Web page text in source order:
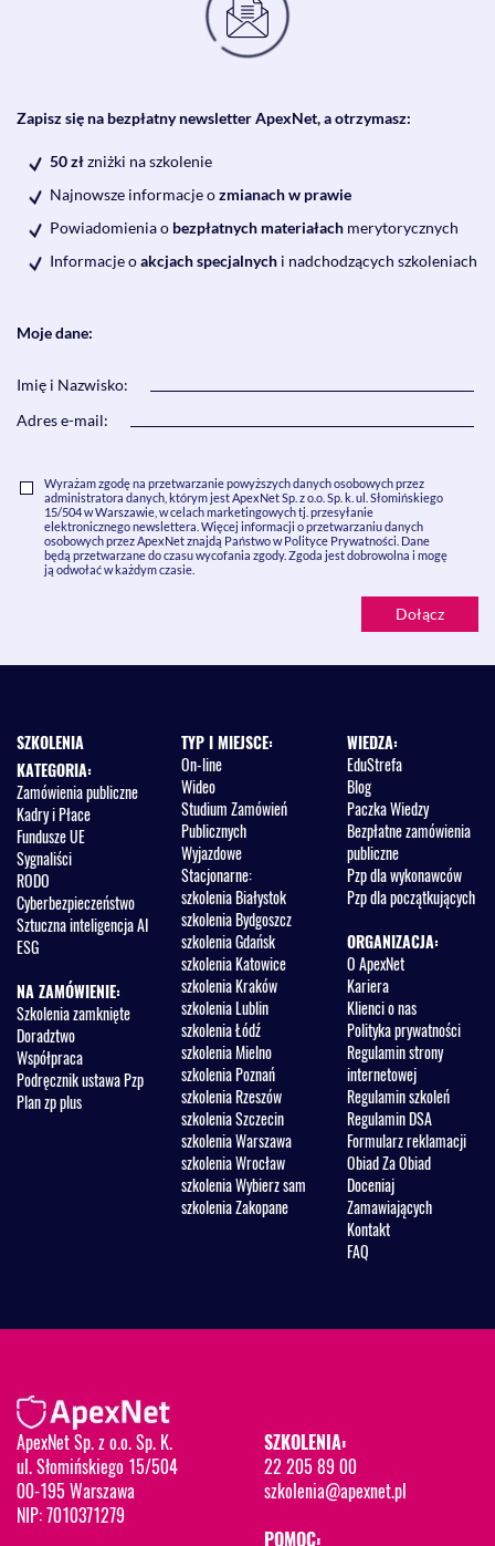
Zapisz się na bezpłatny newsletter ApexNet, a otrzymasz:
50 złzniżki na szkolenie
Najnowsze informacje ozmianach w prawie
Powiadomienia o bezpłatnych materiałach merytorycznych
Informacje oakcjach specjalnych i nadchodzących szkoleniach
Moje dane:
Imię i Nazwisko:
Adres e-mail:
Wyrażam zgodę na przetwarzanie powyższych danych osobowych przez
administratora danych, którym jest ApexNet Sp. z o.o. Sp. k. ul. Słomińskiego
15/504 w Warszawie, w celach marketingowych tj. przesyłanie
elektronicznego newslettera. Więcej informacji o przetwarzaniu danych
osobowych przez ApexNet znajdą Państwo w Polityce Prywatności. Dane
będą przetwarzane do czasu wycofania zgody. Zgoda jest dobrowolna i mogę
ją odwołać w każdym czasie.
SZKOLENIA
KATEGORIA:
Zamówienia publiczne
Kadry i Płace
Fundusze UE
Sygnaliści
RODO
Cyberbezpieczeństwo
Sztuczna inteligencja AI
ESG
NA ZAMÓWIENIE:
Szkolenia zamknięte
Doradztwo
Współpraca
Podręcznik ustawa Pzp
Plan zp plus
TYP I MIEJSCE:
On-line
Wideo
Studium Zamówień
Publicznych
Wyjazdowe
Stacjonarne:
szkolenia Białystok
szkolenia Bydgoszcz
szkolenia Gdańsk
szkolenia Katowice
szkolenia Kraków
szkolenia Lublin
szkolenia Łódź
szkolenia Mielno
szkolenia Poznań
szkolenia Rzeszów
szkolenia Szczecin
szkolenia Warszawa
szkolenia Wrocław
szkolenia Wybierz sam
szkolenia Zakopane
WIEDZA:
EduStrefa
Blog
Paczka Wiedzy
Bezpłatne zamówienia
publiczne
Pzp dla wykonawców
Pzp dla początkujących
ORGANIZACJA:
O ApexNet
Kariera
Klienci o nas
Polityka prywatności
Regulamin strony
internetowej
Regulamin szkoleń
Regulamin DSA
Formularz reklamacji
Obiad Za Obiad
Doceniaj
Zamawiających
Kontakt
FAQ
ApexNet Sp. z o.o. Sp. K.
ul. Słomińskiego 15/504
00-195 Warszawa
NIP: 7010371279
SZKOLENIA:
22 205 89 00
szkolenia@apexnet.pl
POMOC: